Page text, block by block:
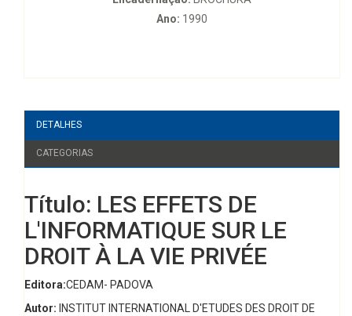
Ano: 1990
DETALHES
CATEGORIAS
Título: LES EFFETS DE
L'INFORMATIQUE SUR LE
DROIT À LA VIE PRIVÉE
Editora:CEDAM- PADOVA
Autor: INSTITUT INTERNATIONAL D'ETUDES DES DROIT DE